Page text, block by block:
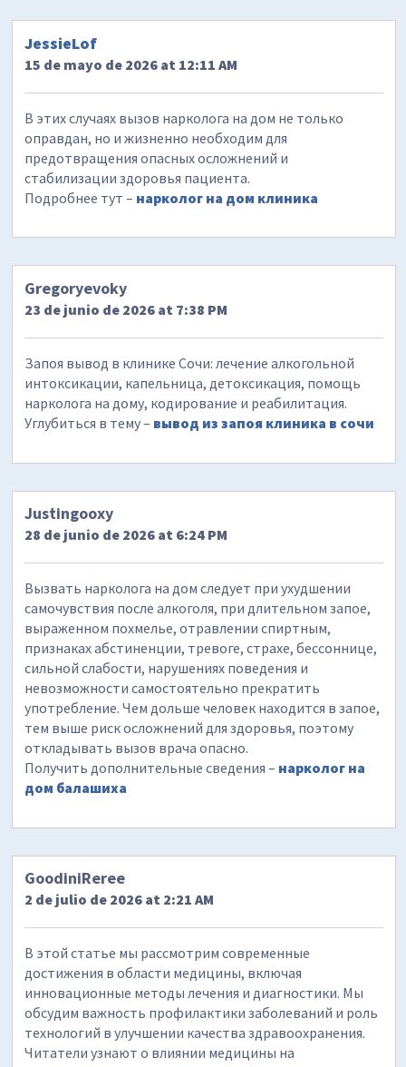
JessieLof
15 de mayo de 2026 at 12:11 AM
В этих случаях вызов нарколога на дом не только
оправдан, но и жизненно необходим для
предотвращения опасных осложнений и
стабилизации здоровья пациента.
Подробнее тут – нарколог на дом клиника
Gregoryevoky
23 de junio de 2026 at 7:38 PM
Запоя вывод в клинике Сочи: лечение алкогольной
интоксикации, капельница, детоксикация, помощь
нарколога на дому, кодирование и реабилитация.
Углубиться в тему – вывод из запоя клиника в сочи
Justingooxy
28 de junio de 2026 at 6:24 PM
Вызвать нарколога на дом следует при ухудшении
самочувствия после алкоголя, при длительном запое,
выраженном похмелье, отравлении спиртным,
признаках абстиненции, тревоге, страхе, бессоннице,
сильной слабости, нарушениях поведения и
невозможности самостоятельно прекратить
употребление. Чем дольше человек находится в запое,
тем выше риск осложнений для здоровья, поэтому
откладывать вызов врача опасно.
Получить дополнительные сведения – нарколог на
дом балашиха
GoodiniReree
2 de julio de 2026 at 2:21 AM
В этой статье мы рассмотрим современные
достижения в области медицины, включая
инновационные методы лечения и диагностики. Мы
обсудим важность профилактики заболеваний и роль
технологий в улучшении качества здравоохранения.
Читатели узнают о влиянии медицины на